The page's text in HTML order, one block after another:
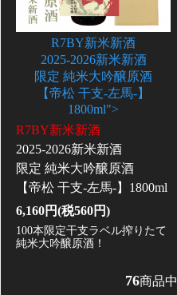
R7BY新米新酒
2025-2026新米新酒
限定 純米大吟醸原酒
【帝松 干支-左馬-】
1800ml">
R7BY新米新酒
2025-2026新米新酒
限定 純米大吟醸原酒
【帝松 干支-左馬-】1800ml
6,160円(税560円)
100本限定干支ラベル搾りたて
純米大吟醸原酒！
76商品中